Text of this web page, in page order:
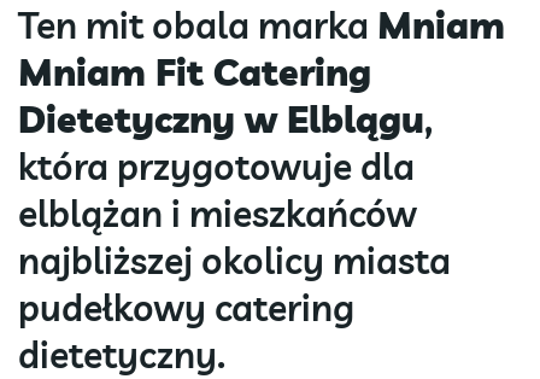
Ten mit obala marka Mniam
Mniam Fit Catering
Dietetyczny w Elblągu,
która przygotowuje dla
elblążan i mieszkańców
najbliższej okolicy miasta
pudełkowy catering
dietetyczny.